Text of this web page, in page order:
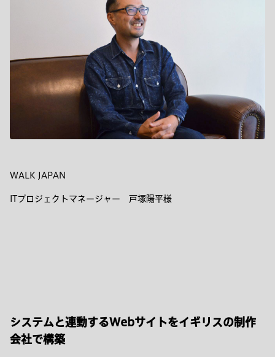
WALK JAPAN
ITプロジェクトマネージャー 戸塚陽平様
システムと連動するWebサイトをイギリスの制作
会社で構築